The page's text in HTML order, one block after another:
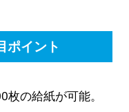
ポイント
の給紙が可能。